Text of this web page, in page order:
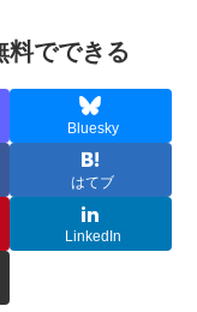
料でできる
Bluesky
はてブ
LinkedIn